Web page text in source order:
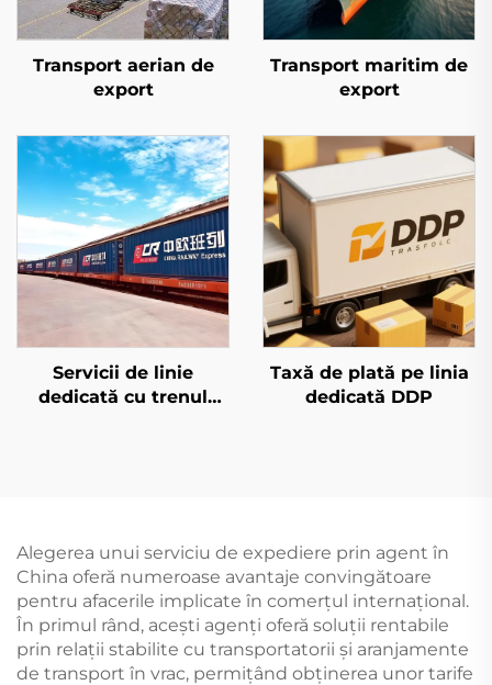
Transport aerian de
export
Transport maritim de
export
Servicii de linie
dedicată cu trenul
Taxă de plată pe linia
dedicată DDP
Alegerea unui serviciu de expediere prin agent în
China oferă numeroase avantaje convingătoare
pentru afacerile implicate în comerțul internațional.
În primul rând, acești agenți oferă soluții rentabile
prin relații stabilite cu transportatorii și aranjamente
de transport în vrac, permițând obținerea unor tarife